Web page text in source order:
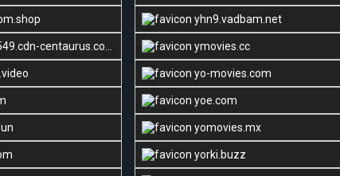
yhn9.vadbam.net
centaurus.com ymovies.cc
yo-movies.com
yoe.com
yomovies.mx
yorki.buzz